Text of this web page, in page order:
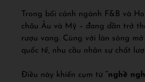
Trong bối cảnh ngành F&B và
châu Âu và Mỹ – đang dần trở
rượu vang. Cùng với làn sóng
quốc tế, nhu cầu nhân sự chất
Điều này khiến cụm từ “nghề